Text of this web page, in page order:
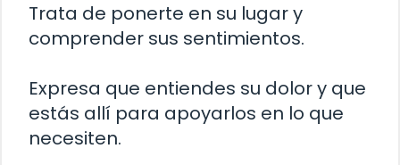
Trata de ponerte en su lugar y
comprender sus sentimientos.
Expresa que entiendes su dolor y que
estás allí para apoyarlos en lo que
necesiten.